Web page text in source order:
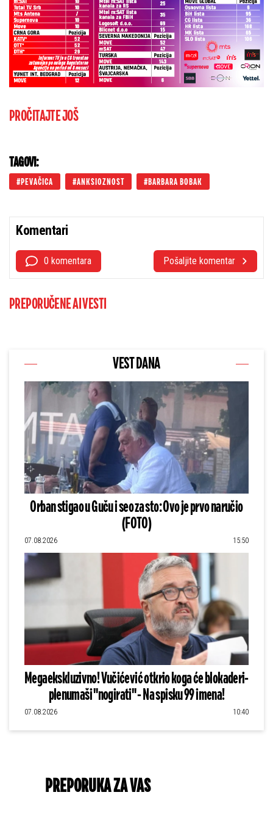
PROČITAJTE JOŠ
TAGOVI:
PEVAČICA ANKSIOZNOST BARBARA BOBAK
Komentari
0 komentara Pošaljite komentar
PREPORUČENE AI VESTI
VEST DANA
Orban stigao u Guču i seo za sto: Ovo je prvo naručio
(FOTO)
07.08.2026 15:50
Megaekskluzivno! Vučićević otkrio koga će blokaderi-
plenumaši "nogirati" - Na spisku 99 imena!
07.08.2026 10:40
PREPORUKA ZA VAS